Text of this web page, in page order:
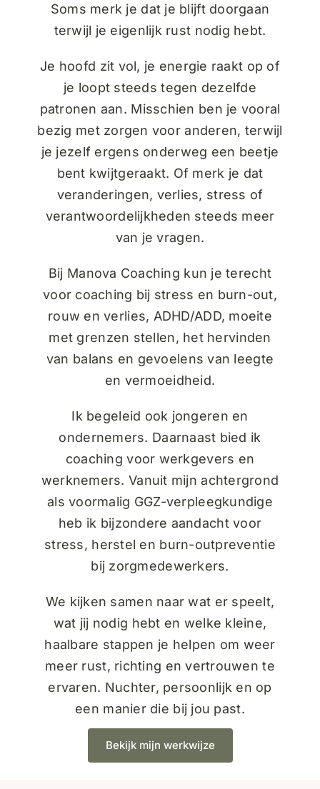
Soms merk je dat je blijft doorgaan
terwijl je eigenlijk rust nodig hebt.
Je hoofd zit vol, je energie raakt op of
je loopt steeds tegen dezelfde
patronen aan. Misschien ben je vooral
bezig met zorgen voor anderen, terwijl
je jezelf ergens onderweg een beetje
bent kwijtgeraakt. Of merk je dat
veranderingen, verlies, stress of
verantwoordelijkheden steeds meer
van je vragen.
Bij Manova Coaching kun je terecht
voor coaching bij stress en burn-out,
rouw en verlies, ADHD/ADD, moeite
met grenzen stellen, het hervinden
van balans en gevoelens van leegte
en vermoeidheid.
Ik begeleid ook jongeren en
ondernemers. Daarnaast bied ik
coaching voor werkgevers en
werknemers. Vanuit mijn achtergrond
als voormalig GGZ-verpleegkundige
heb ik bijzondere aandacht voor
stress, herstel en burn-outpreventie
bij zorgmedewerkers.
We kijken samen naar wat er speelt,
wat jij nodig hebt en welke kleine,
haalbare stappen je helpen om weer
meer rust, richting en vertrouwen te
ervaren. Nuchter, persoonlijk en op
een manier die bij jou past.
Bekijk mijn werkwijze